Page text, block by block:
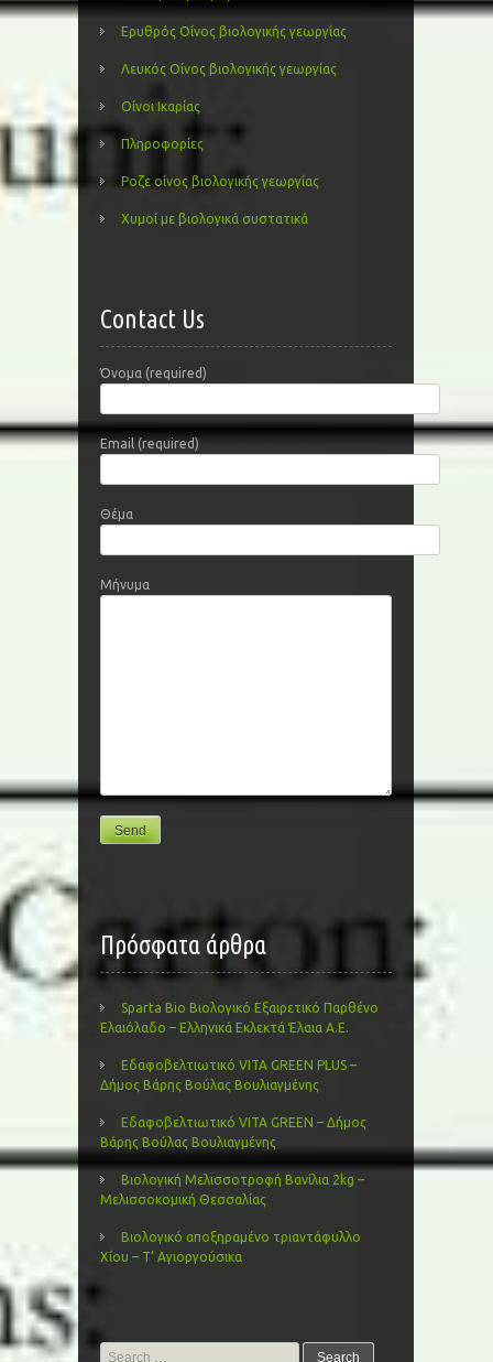
Ερυθρός Οίνος βιολογικής γεωργίας
Λευκός Οίνος βιολογικής γεωργίας
Οίνοι Ικαρίας
Πληροφορίες
Ροζε οίνος βιολογικής γεωργίας
Χυμοί με βιολογικά συστατικά
Contact Us
Όνομα (required)
Email (required)
Θέμα
Μήνυμα
Πρόσφατα άρθρα
Sparta Bio Βιολογικό Εξαιρετικό Παρθένο
Ελαιόλαδο – Ελληνικά Εκλεκτά Έλαια Α.Ε.
Εδαφοβελτιωτικό VITA GREEN PLUS –
Δήμος Βάρης Βούλας Βουλιαγμένης
Εδαφοβελτιωτικό VITA GREEN – Δήμος
Βάρης Βούλας Βουλιαγμένης
Βιολογική Μελισσοτροφή Βανίλια 2kg –
Μελισσοκομική Θεσσαλίας
Βιολογικό αποξηραμένο τριαντάφυλλο
Χίου – Τ’ Αγιοργούσικα
Search